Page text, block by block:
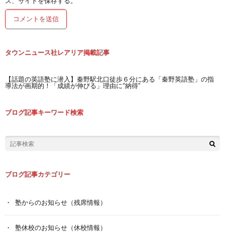
タウンニュース社レアリア掲載記事
【話題の英語塾に潜入】秦野駅北口徒歩６分にある「秦野英語塾」の指
導法が画期的！「成績が伸びる」理由に“納得”
ブログ記事キーワード検索
ブログ記事カテゴリー
塾からのお知らせ（残席情報）
塾休校のお知らせ（休校情報）